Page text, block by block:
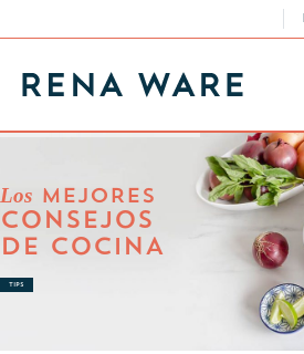
Los MEJORES
CONSEJOS
DE COCINA
TIPS